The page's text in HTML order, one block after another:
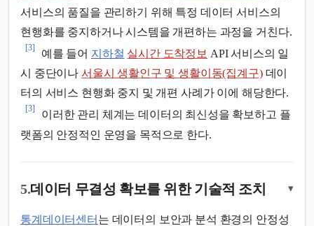
서비스의 품질을 관리하기 위해 특정 데이터 서비스의
현행화를 중지하거나 시스템을 개편하는 과정을 거친다.
[3]
예를 들어 지하철 실시간 도착정보 API 서비스의 일
시 중단이나 서울시 생활인구 및 생활이동(집계구)데이
터의 서비스 현행화 중지 및 개편 사례가 이에 해당한다.
[3]
이러한 관리 체계는 데이터의 최신성을 확보하고 플
랫폼의 안정적인 운영을 목적으로 한다.
5.데이터 무결성 확보를 위한 기술적 조치 ▾
통계데이터센터 는 데이터의 보안과 분석 환경의 안정성